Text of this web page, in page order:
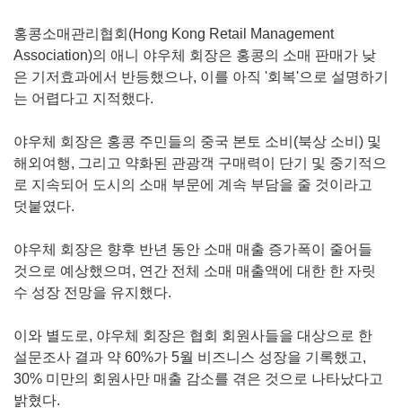
홍콩소매관리협회(Hong Kong Retail Management
Association)의 애니 야우체 회장은 홍콩의 소매 판매가 낮
은 기저효과에서 반등했으나, 이를 아직 '회복'으로 설명하기
는 어렵다고 지적했다.
야우체 회장은 홍콩 주민들의 중국 본토 소비(북상 소비) 및
해외여행, 그리고 약화된 관광객 구매력이 단기 및 중기적으
로 지속되어 도시의 소매 부문에 계속 부담을 줄 것이라고
덧붙였다.
야우체 회장은 향후 반년 동안 소매 매출 증가폭이 줄어들
것으로 예상했으며, 연간 전체 소매 매출액에 대한 한 자릿
수 성장 전망을 유지했다.
이와 별도로, 야우체 회장은 협회 회원사들을 대상으로 한
설문조사 결과 약 60%가 5월 비즈니스 성장을 기록했고,
30% 미만의 회원사만 매출 감소를 겪은 것으로 나타났다고
밝혔다.